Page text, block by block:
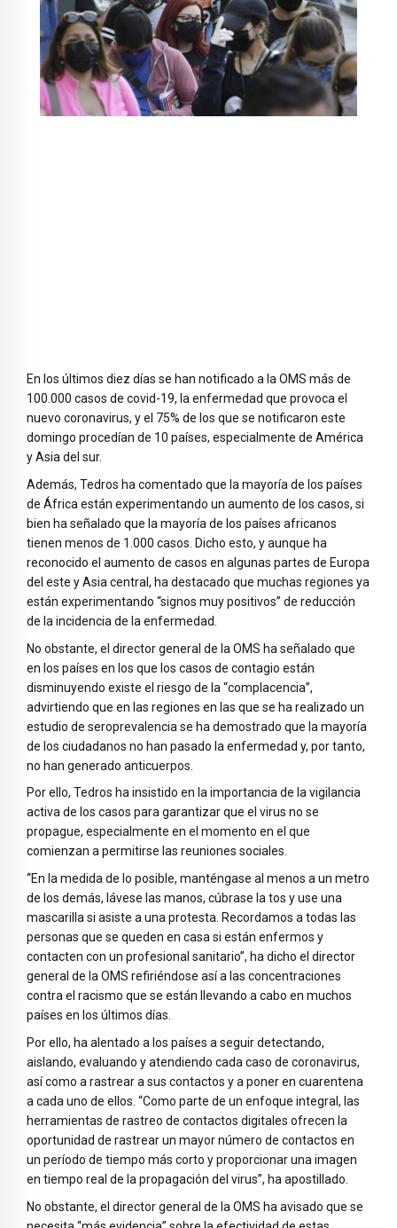
En los últimos diez días se han notificado a la OMS más de
100.000 casos de covid-19, la enfermedad que provoca el
nuevo coronavirus, y el 75% de los que se notificaron este
domingo procedían de 10 países, especialmente de América
y Asia del sur.
Además, Tedros ha comentado que la mayoría de los países
de África están experimentando un aumento de los casos, si
bien ha señalado que la mayoría de los países africanos
tienen menos de 1.000 casos. Dicho esto, y aunque ha
reconocido el aumento de casos en algunas partes de Europa
del este y Asia central, ha destacado que muchas regiones ya
están experimentando “signos muy positivos” de reducción
de la incidencia de la enfermedad.
No obstante, el director general de la OMS ha señalado que
en los países en los que los casos de contagio están
disminuyendo existe el riesgo de la “complacencia”,
advirtiendo que en las regiones en las que se ha realizado un
estudio de seroprevalencia se ha demostrado que la mayoría
de los ciudadanos no han pasado la enfermedad y, por tanto,
no han generado anticuerpos.
Por ello, Tedros ha insistido en la importancia de la vigilancia
activa de los casos para garantizar que el virus no se
propague, especialmente en el momento en el que
comienzan a permitirse las reuniones sociales.
“En la medida de lo posible, manténgase al menos a un metro
de los demás, lávese las manos, cúbrase la tos y use una
mascarilla si asiste a una protesta. Recordamos a todas las
personas que se queden en casa si están enfermos y
contacten con un profesional sanitario”, ha dicho el director
general de la OMS refiriéndose así a las concentraciones
contra el racismo que se están llevando a cabo en muchos
países en los últimos días.
Por ello, ha alentado a los países a seguir detectando,
aislando, evaluando y atendiendo cada caso de coronavirus,
así como a rastrear a sus contactos y a poner en cuarentena
a cada uno de ellos. “Como parte de un enfoque integral, las
herramientas de rastreo de contactos digitales ofrecen la
oportunidad de rastrear un mayor número de contactos en
un período de tiempo más corto y proporcionar una imagen
en tiempo real de la propagación del virus”, ha apostillado.
No obstante, el director general de la OMS ha avisado que se